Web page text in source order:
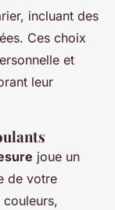
incluant des
Ces choix
et
leur
joue un
de votre
couleurs,